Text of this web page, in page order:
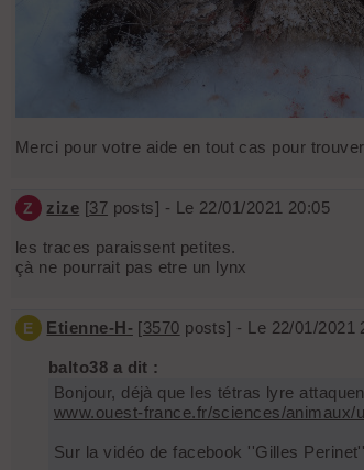
Merci pour votre aide en tout cas pour
Z zize [37 posts] - Le 22/01/2021 20:05
les traces paraissent petites.
çà ne pourrait pas etre un lynx
E Etienne-H- [3570 posts] - Le 22/01/2021
balto38 a dit :
Bonjour, déjà que les tétras lyre
www.ouest-france.fr/sciences/
Sur la vidéo de facebook ''Gilles